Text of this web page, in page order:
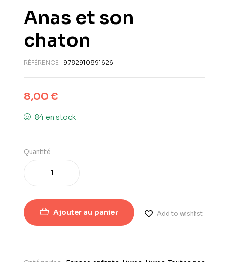
Anas et son
chaton
RÉFÉRENCE : 9782910891626
8,00 €
84 en stock
Quantité
Ajouter au panier Add to wishlist